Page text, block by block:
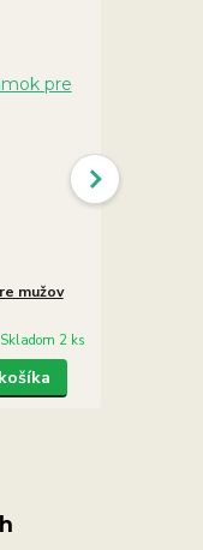
mužov
Skladom 2 ks